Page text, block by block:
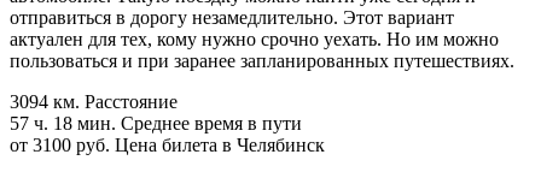
отправиться в дорогу незамедлительно. Этот вариант
актуален для тех, кому нужно срочно уехать. Но им можно
пользоваться и при заранее запланированных путешествиях.
3094 км. Расстояние
57 ч. 18 мин. Среднее время в пути
от 3100 руб. Цена билета в Челябинск